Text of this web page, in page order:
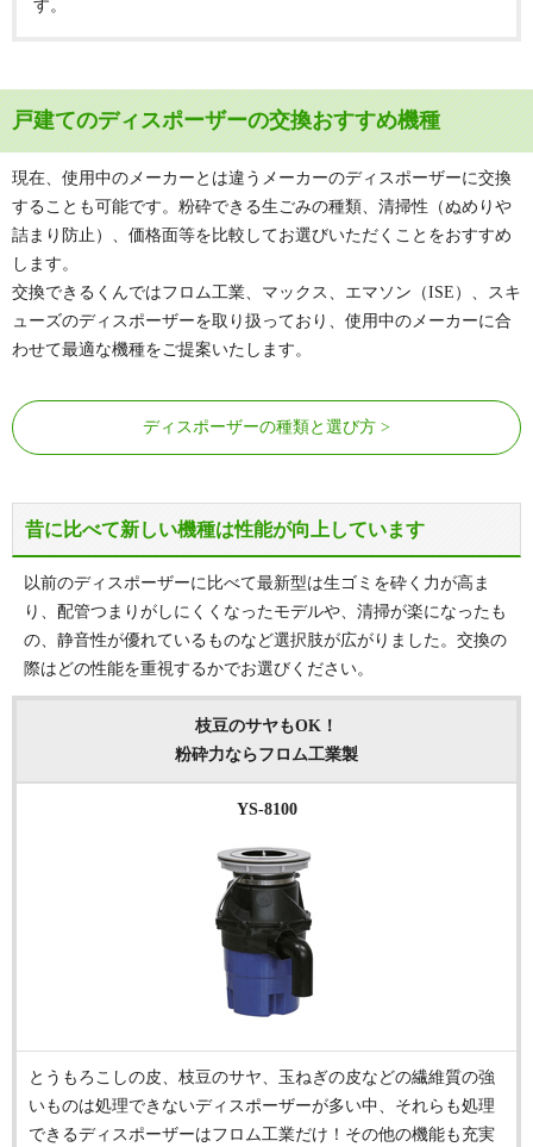
す。
戸建てのディスポーザーの交換おすすめ機種
現在、使用中のメーカーとは違うメーカーのディスポーザーに交換
することも可能です。粉砕できる生ごみの種類、清掃性（ぬめりや
詰まり防止）、価格面等を比較してお選びいただくことをおすすめ
します。
交換できるくんではフロム工業、マックス、エマソン（ISE）、スキ
ューズのディスポーザーを取り扱っており、使用中のメーカーに合
わせて最適な機種をご提案いたします。
ディスポーザーの種類と選び方
昔に比べて新しい機種は性能が向上しています
以前のディスポーザーに比べて最新型は生ゴミを砕く力が高ま
り、配管つまりがしにくくなったモデルや、清掃が楽になったも
の、静音性が優れているものなど選択肢が広がりました。交換の
際はどの性能を重視するかでお選びください。
枝豆のサヤもOK！
粉砕力ならフロム工業製
YS-8100
とうもろこしの皮、枝豆のサヤ、玉ねぎの皮などの繊維質の強
いものは処理できないディスポーザーが多い中、それらも処理
できるディスポーザーはフロム工業だけ！その他の機能も充実